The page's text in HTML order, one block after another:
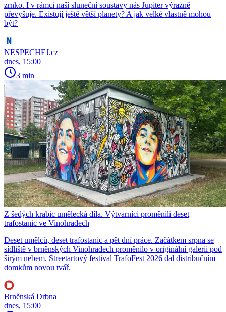
zrnko. I v rámci naší sluneční soustavy nás Jupiter výrazně
převyšuje. Existují ještě větší planety? A jak velké vlastně mohou
být?
NESPECHEJ.cz
dnes, 15:00
3 min
Z šedých krabic umělecká díla. Výtvarníci proměnili deset
trafostanic ve Vinohradech
Deset umělců, deset trafostanic a pět dní práce. Začátkem srpna se
sídliště v brněnských Vinohradech proměnilo v originální galerii pod
širým nebem. Streetartový festival TrafoFest 2026 dal distribučním
domkům novou tvář.
Brněnská Drbna
dnes, 15:00